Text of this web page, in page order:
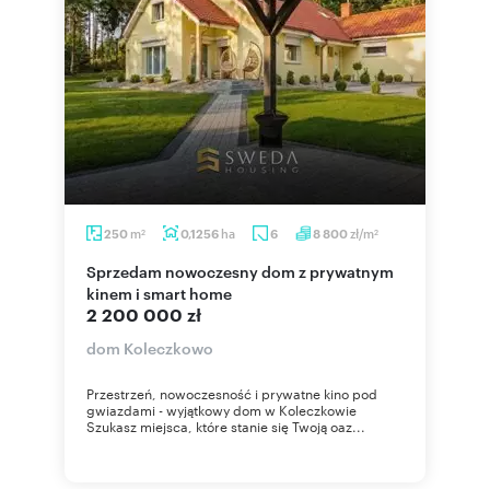
250 m2 0,1256 ha 6 8 800zł/m2
Sprzedam nowoczesny dom z prywatnym
kinem i smart home
2 200 000 zł
dom Koleczkowo
Przestrzeń, nowoczesność i prywatne kino pod
gwiazdami - wyjątkowy dom w Koleczkowie
Szukasz miejsca, które stanie się Twoją oaz...